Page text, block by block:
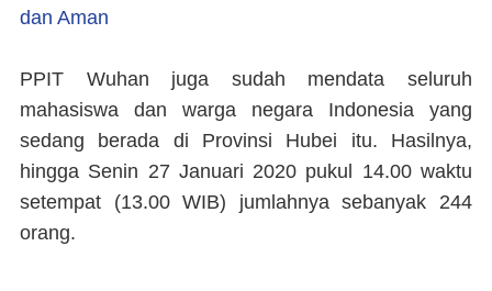
dan Aman
PPIT Wuhan juga sudah mendata seluruh
mahasiswa dan warga negara Indonesia yang
sedang berada di Provinsi Hubei itu. Hasilnya,
hingga Senin 27 Januari 2020 pukul 14.00 waktu
setempat (13.00 WIB) jumlahnya sebanyak 244
orang.